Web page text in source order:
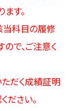
す。
当科目の履修
で、ご注意く
だく成績証明
ださい。